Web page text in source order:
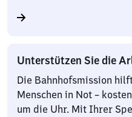
Unterstützen Sie die
Die Bahnhofsmission
Menschen in Not –
um die Uhr. Mit Ihrer